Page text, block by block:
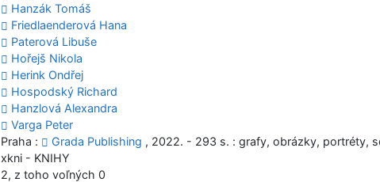
Hanzák Tomáš
Friedlaenderová Hana
Paterová Libuše
Hořejš Nikola
Herink Ondřej
Hospodský Richard
Hanzlová Alexandra
Varga Peter
Praha :
Grada Publishing , 2022. - 293 s. : grafy, obrázky, portréty,
xkni - KNIHY
2, z toho voľných 0